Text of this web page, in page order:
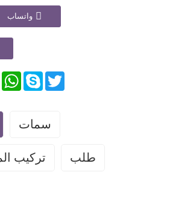
واتساب
واتسابسكايبتغريد
سمات
تركيب
طلب